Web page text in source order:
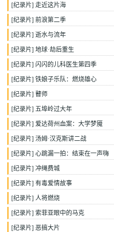
[纪录片]走近这片海
[纪录片]前浪第二季
[纪录片]逝水与流年
[纪录片]地球·劫后重生
[纪录片] 闪闪的儿科医生第四季
[纪录片]铁娘子乐队：燃烧雄心
[纪录片]瞽师
[纪录片]五埠岭过大年
[纪录片]爱达荷州血案：大学梦魇
[纪录片]汤姆·汉克斯讲二战
[纪录片]心跳漏一拍：结束在一声嗨
[纪录片]冲绳费城
[纪录片]有毒爱情故事
[纪录片]人将燃烧
[纪录片]索菲亚眼中的马克
[纪录片]恶搞大片